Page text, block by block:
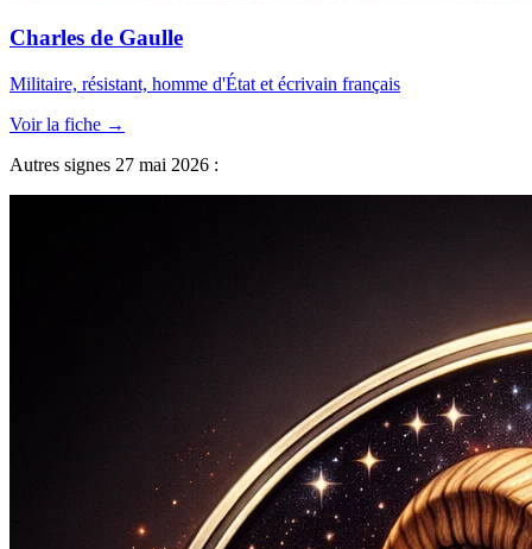
Charles de Gaulle
Militaire, résistant, homme d'État et écrivain français
Voir la fiche →
Autres signes 27 mai 2026 :